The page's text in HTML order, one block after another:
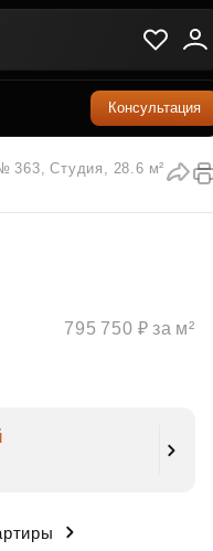
Консультация
363, Студия, 28.6 м²
795 750 ₽ за м²